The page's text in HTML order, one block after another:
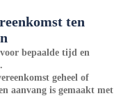
ten
bepaalde tijd en
geheel of
aanvang is gemaakt met